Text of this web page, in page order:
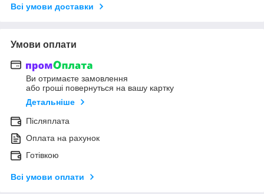
Всі умови доставки
Умови оплати
Ви отримаєте замовлення
або гроші повернуться на вашу картку
Детальніше
Післяплата
Оплата на рахунок
Готівкою
Всі умови оплати